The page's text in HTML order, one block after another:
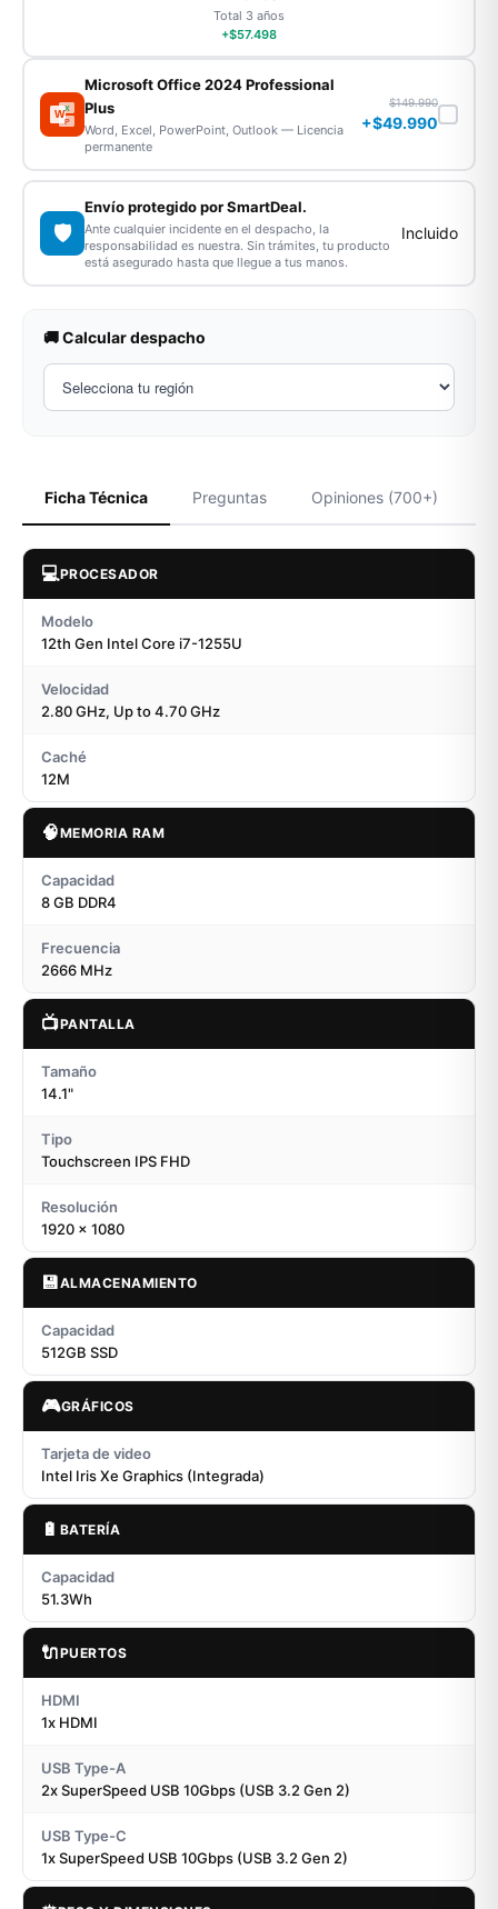
Total 3 años
+$57.498
WX
P
Microsoft Office 2024 Professional
Plus
Word, Excel, PowerPoint, Outlook — Licencia
permanente
$149.990
+$49.990
🛡️
Envío protegido por SmartDeal.
Ante cualquier incidente en el despacho, la
responsabilidad es nuestra. Sin trámites, tu producto
está asegurado hasta que llegue a tus manos.
Incluido
🚚 Calcular despacho
Ficha Técnica Preguntas Opiniones (700+)
💻PROCESADOR
Modelo
12th Gen Intel Core i7-1255U
Velocidad
2.80 GHz, Up to 4.70 GHz
Caché
12M
🧠MEMORIA RAM
Capacidad
8 GB DDR4
Frecuencia
2666 MHz
📺PANTALLA
Tamaño
14.1"
Tipo
Touchscreen IPS FHD
Resolución
1920 x 1080
💾ALMACENAMIENTO
Capacidad
512GB SSD
🎮GRÁFICOS
Tarjeta de video
Intel Iris Xe Graphics (Integrada)
🔋 BATERÍA
Capacidad
51.3Wh
🔌PUERTOS
HDMI
1x HDMI
USB Type-A
2x SuperSpeed USB 10Gbps (USB 3.2 Gen 2)
USB Type-C
1x SuperSpeed USB 10Gbps (USB 3.2 Gen 2)